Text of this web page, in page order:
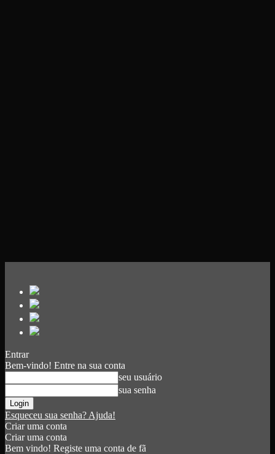
Entrar
Bem-vindo! Entre na sua conta
seu usuário
sua senha
Esqueceu sua senha? Ajuda!
Criar uma conta
Criar uma conta
Bem vindo! Registe uma conta de fã